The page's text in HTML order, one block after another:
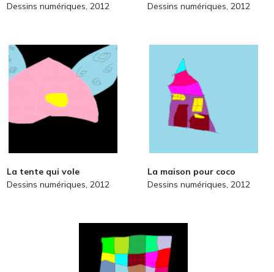
Dessins numériques, 2012
Dessins numériques, 2012
La tente qui vole
Dessins numériques, 2012
La maison pour coco
Dessins numériques, 2012